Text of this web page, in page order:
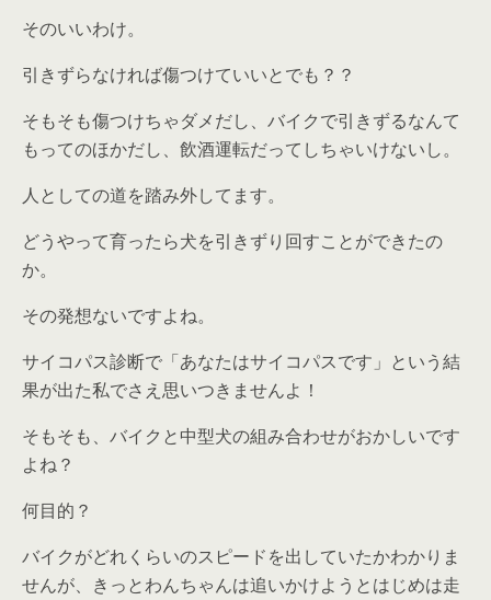
そのいいわけ。
引きずらなければ傷つけていいとでも？？
そもそも傷つけちゃダメだし、バイクで引きずるなんて
もってのほかだし、飲酒運転だってしちゃいけないし。
人としての道を踏み外してます。
どうやって育ったら犬を引きずり回すことができたの
か。
その発想ないですよね。
サイコパス診断で「あなたはサイコパスです」という結
果が出た私でさえ思いつきませんよ！
そもそも、バイクと中型犬の組み合わせがおかしいです
よね？
何目的？
バイクがどれくらいのスピードを出していたかわかりま
せんが、きっとわんちゃんは追いかけようとはじめは走